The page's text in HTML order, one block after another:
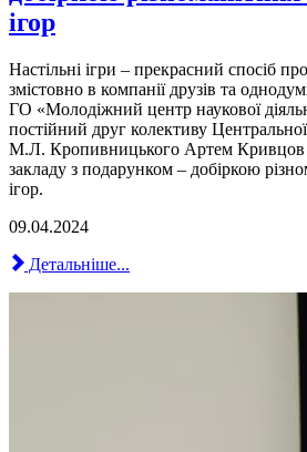
ігор
Настільні ігри – прекрасний спосіб
змістовно в компанії друзів та
ГО «Молодіжний центр наукової
постійний друг колективу Центральної
М.Л. Кропивницького Артем Кривцов
закладу з подарунком – добіркою
ігор.
09.04.2024
Детальніше...